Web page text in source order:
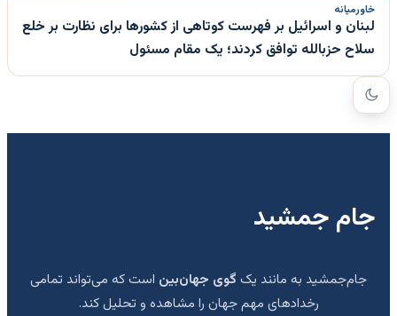
خاورمیانه
لبنان و اسرائیل بر فهرست کوتاهی از کشورها برای نظارت بر خلع
سلاح حزبالله توافق کردند؛ یک مقام مسئول
جام جمشید
جام‌جمشید به مانند یک گوی جهان‌بین است که می‌تواند تمامی
رخدادهای مهم جهان را مشاهده و تحلیل کند.